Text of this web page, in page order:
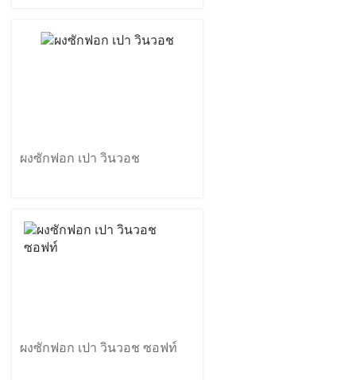
ผงซักฟอก เปา วินวอช
ผงซักฟอก เปา วินวอช ซอฟท์